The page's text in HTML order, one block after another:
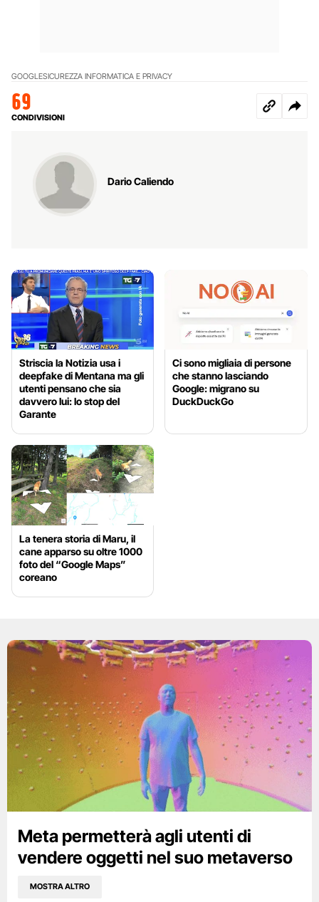
GOOGLESICUREZZA INFORMATICA E PRIVACY
69
CONDIVISIONI
Dario Caliendo
Striscia la Notizia usa i
deepfake di Mentana ma gli
utenti pensano che sia
davvero lui: lo stop del
Garante
Ci sono migliaia di persone
che stanno lasciando
Google: migrano su
DuckDuckGo
La tenera storia di Maru, il
cane apparso su oltre 1000
foto del “Google Maps”
coreano
Meta permetterà agli utenti di
vendere oggetti nel suo metaverso
MOSTRA ALTRO